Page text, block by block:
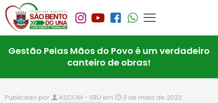
Gestão Pelas Mãos do Povo é um verdadeiro
canteiro de obras!
Publicado por ASCOM - SBU em 3 de maio de 2022